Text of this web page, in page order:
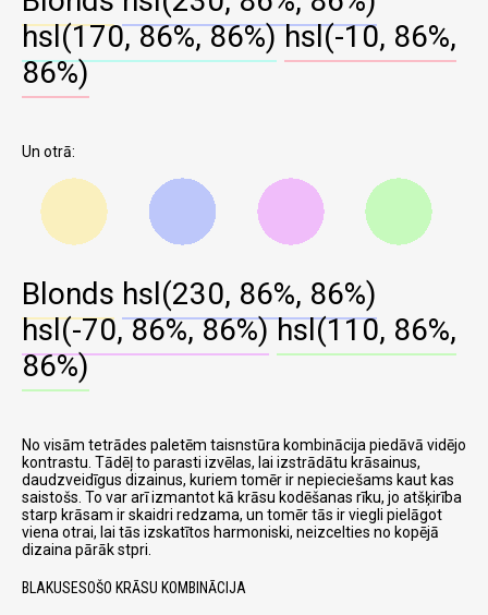
hsl(170, 86%, 86%) hsl(-10, 86%,
86%)
Un otrā:
Blonds hsl(230, 86%, 86%)
hsl(-70, 86%, 86%) hsl(110, 86%,
86%)
No visām tetrādes paletēm taisnstūra kombinācija piedāvā vidējo
kontrastu. Tādēļ to parasti izvēlas, lai izstrādātu krāsainus,
daudzveidīgus dizainus, kuriem tomēr ir nepieciešams kaut kas
saistošs. To var arī izmantot kā krāsu kodēšanas rīku, jo atšķirība
starp krāsam ir skaidri redzama, un tomēr tās ir viegli pielāgot
viena otrai, lai tās izskatītos harmoniski, neizcelties no kopējā
dizaina pārāk stpri.
BLAKUSESOŠO KRĀSU KOMBINĀCIJA